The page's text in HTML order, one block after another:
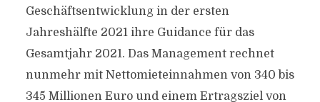
Geschäftsentwicklung in der ersten
Jahreshälfte 2021 ihre Guidance für das
Gesamtjahr 2021. Das Management rechnet
nunmehr mit Nettomieteinnahmen von 340 bis
345 Millionen Euro und einem Ertragsziel von